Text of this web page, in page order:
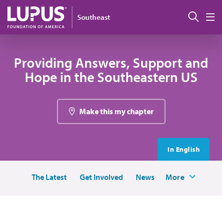
Pasar al contenido principal
Southeast
Providing Answers, Support and
Hope in the Southeastern US
Make this my chapter
In English
The Latest Get Involved News More